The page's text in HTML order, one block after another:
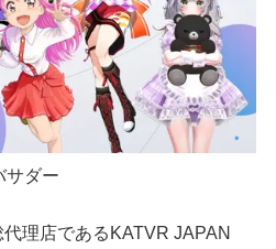
サダー
理店であるKATVR JAPAN